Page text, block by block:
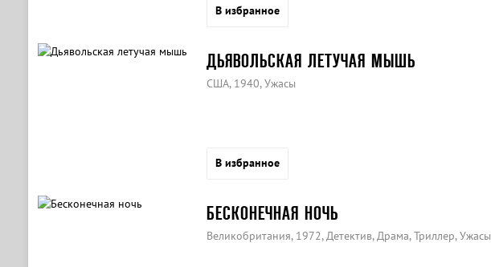
В избранное
ДЬЯВОЛЬСКАЯ ЛЕТУЧАЯ МЫШЬ
США, 1940, Ужасы
В избранное
БЕСКОНЕЧНАЯ НОЧЬ
Великобритания, 1972, Детектив, Драма, Триллер, Ужасы